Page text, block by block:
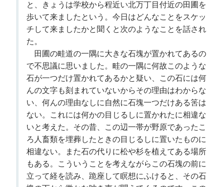
と、きょうは学校から程近い北万丁目付近の田圃を
歩いて来ましたという。今日はどんなことをスケッ
チして来ましたかと聞くと次のようなことを話され
た。
田圃の畦道の一隅に大きな石塊が置かれてあるの
で不思議に思いました。畦の一隅に何故このような
石が一つだけ置かれてあるかと疑い、この石には何
んの文字も刻まれていないからその理由はわからな
い、何んの理由なしに自然に石塊一つだけある筈は
ない。これには何かの目じるしに置かれたに相違な
いと考えた。その昔、この辺一帯が野原であったこ
ろ人畜類を埋葬したときの目じるしに置いたものに
相違ない。また石の代りに松や杉を植えてある場所
もある。こういうことを考えながらこの石塊の前に
立って経を読み、跪座して瞑想にふけると、その石